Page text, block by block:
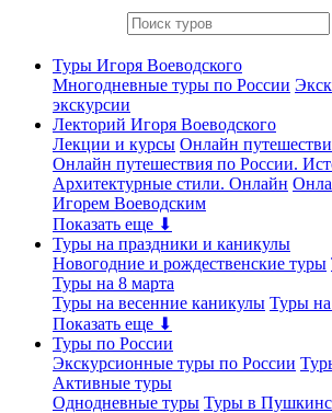
Туры Игоря Воеводского
Многодневные туры по России
экскурсии
Лекторий Игоря Воеводского
Лекции и курсы Онлайн
Онлайн путешествия по России.
Архитектурные стили. Онлайн
Игорем Воеводским
Показать еще ⬇
Туры на праздники и каникулы
Новогодние и рождественские туры
Туры на 8 марта
Туры на весенние каникулы Туры
Показать еще ⬇
Туры по России
Экскурсионные туры по России
Активные туры
Однодневные туры Туры в